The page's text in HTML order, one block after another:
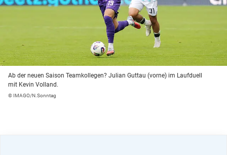
Ab der neuen Saison Teamkollegen? Julian Guttau (vorne) im Laufduell
mit Kevin Volland.
© IMAGO/N.Sonntag